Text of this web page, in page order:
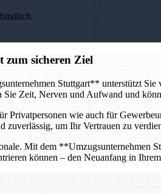
zum sicheren Ziel
Stuttgart** unterstützt
Zeit, Nerven und Aufwand und
Privatpersonen wie auch für
um Ihr Vertrauen zu
Mit dem **Umzugsunternehmen
können – den Neuanfang in